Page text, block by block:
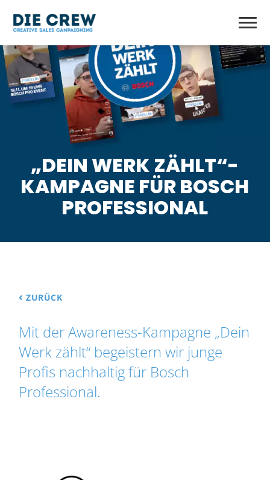
„DEIN WERK ZÄHLT“-
KAMPAGNE FÜR BOSCH
PROFESSIONAL
‹ ZURÜCK
Mit der Awareness-Kampagne „Dein
Werk zählt“ begeistern wir junge
Profis nachhaltig für Bosch
Professional.